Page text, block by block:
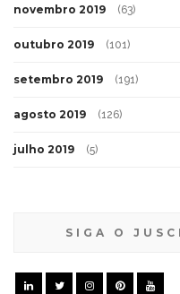
novembro 2019 (63)
outubro 2019 (101)
setembro 2019 (191)
agosto 2019 (126)
julho 2019 (5)
SIGA O